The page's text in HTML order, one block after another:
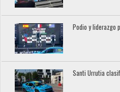
Podio y liderazgo
Santi Urrutia